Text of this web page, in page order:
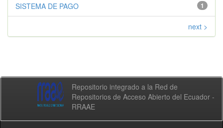
1
SISTEMA DE PAGO
next >
Repositorio integrado a la Red de
Repositorios de Acceso Abierto del Ecuador -
RRAAE